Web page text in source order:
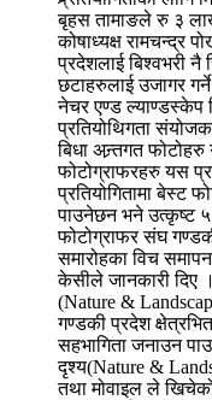
बृहस तामाङले रु ३
कोषाध्यक्ष रामचन्द्र
प्रदेशलाई बिश्वभरी नै
छटाहरुलाई उजागर
नेचर एण्ड ल्याण्डस्केप
प्रतियोथिगता
बिधा अन्र्तगत
फोटोग्राफरहरु यस
प्रतियोगितामा बेस्ट
पाउनेछन भने उत्कृष्ट ५
फोटोग्राफर संघ
समारोहका विच
केसीले जानकारी दिए
(Nature &
गण्डकी प्रदेश
सहभागिता जनाउन
दृश्य(Nature &
तथा मोवाइल ले